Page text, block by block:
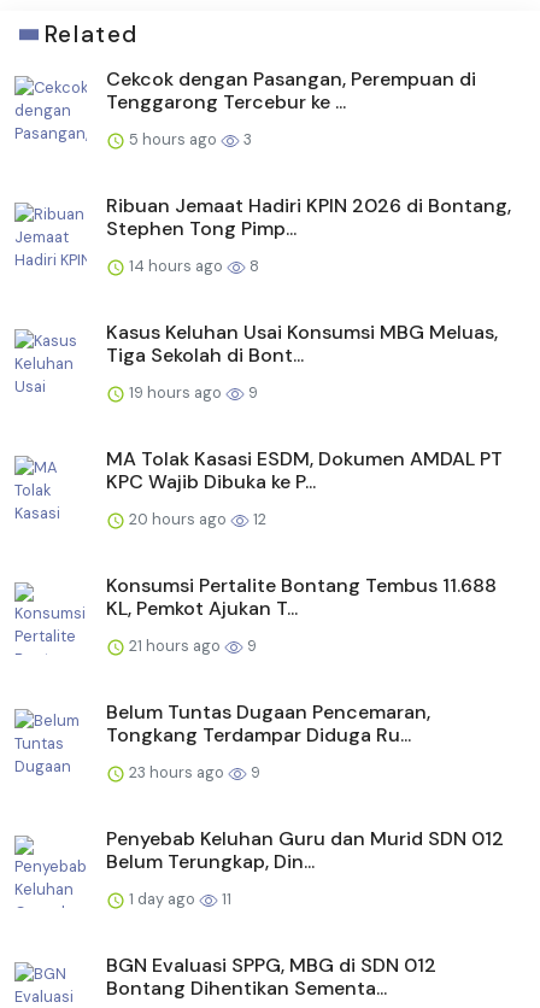
Related
Cekcok dengan Pasangan, Perempuan di
Tenggarong Tercebur ke ...
5 hours ago 3
Ribuan Jemaat Hadiri KPIN 2026 di Bontang,
Stephen Tong Pimp...
14 hours ago 8
Kasus Keluhan Usai Konsumsi MBG Meluas,
Tiga Sekolah di Bont...
19 hours ago 9
MA Tolak Kasasi ESDM, Dokumen AMDAL PT
KPC Wajib Dibuka ke P...
20 hours ago 12
Konsumsi Pertalite Bontang Tembus 11.688
KL, Pemkot Ajukan T...
21 hours ago 9
Belum Tuntas Dugaan Pencemaran,
Tongkang Terdampar Diduga Ru...
23 hours ago 9
Penyebab Keluhan Guru dan Murid SDN 012
Belum Terungkap, Din...
1 day ago 11
BGN Evaluasi SPPG, MBG di SDN 012
Bontang Dihentikan Sementa...